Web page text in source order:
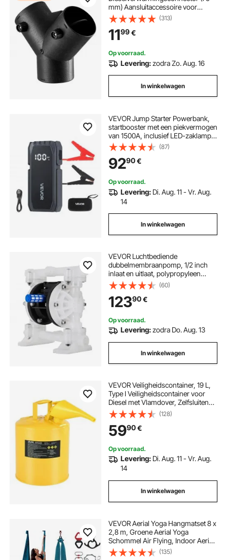
mm) Aansluitaccessoire voor
dieselverwarmingskanalen, Y-
vormige 3-weg
ontluchtingsconnectoren met 2 90°
draaibare kleppen, aansluitpoort
voor 2/5/8 kW dieselverwarming
(313)
1199€
Op voorraad.
Levering:zodra Zo. Aug. 16
In winkelwagen
VEVOR Jump Starter Powerbank,
startbooster met een piekvermogen
van 1500A, inclusief LED-zaklamp
en kabel, geschikt voor motoren tot
6 liter benzine/4 liter diesel.
Draagbare booster met snelladen
en veiligheidsbescherming voor
noodgevallen.
(87)
9290€
Op voorraad.
Levering: Di. Aug. 11 - Vr. Aug.
14
In winkelwagen
VEVOR Luchtbediende
dubbelmembraanpomp, 1/2 inch
inlaat en uitlaat, polypropyleen
behuizing, 8,8 GPM en max. 120
PSI, pneumatische PTFE-
membraantransportpomp voor
petroleum, diesel, olie en
vloeistoffen met een lage viscositeit
(60)
12390€
Op voorraad.
Levering:zodra Do. Aug. 13
In winkelwagen
VEVOR Veiligheidscontainer, 19 L,
Type I Veiligheidscontainer voor
Diesel met Vlamdover, Zelfsluitende
Deksel & PE Trechter,
Ergonomische Handgreep,
Opslagcontainer voor Ontvlambare
Stoffen, Geel
(128)
5990€
Op voorraad.
Levering: Di. Aug. 11 - Vr. Aug.
14
In winkelwagen
VEVOR Aerial Yoga Hangmatset 8 x
2,8 m, Groene Aerial Yoga
Schommel Air Flying, Indoor Aerial
Yoga Hangmat Schommel, Max.
Draagvermogen 1000 kg, incl.
(135)